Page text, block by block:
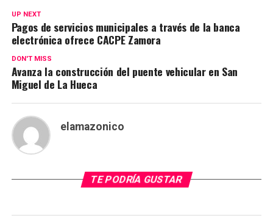
UP NEXT
Pagos de servicios municipales a través de la banca
electrónica ofrece CACPE Zamora
DON'T MISS
Avanza la construcción del puente vehicular en San
Miguel de La Hueca
elamazonico
TE PODRÍA GUSTAR